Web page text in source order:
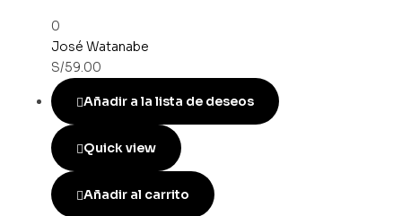
0
José Watanabe
S/59.00
Añadir a la lista de deseos
Quick view
Añadir al carrito